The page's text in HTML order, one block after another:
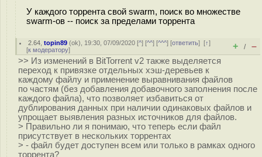
У каждого торрента свой swarm, поиск во множестве
swarm-ов -- поиск за пределами торрента
2.64 ,topin89 (ok), 19:30, 07/09/2020 [^] [^^] [^^^] [ответить][↑]
[к модератору] + / –
>> Из изменений в BitTorrent v2 также выделяется
переход к привязке отдельных хэш-деревьев к
каждому файлу и применение выравнивания файлов
по частям (без добавления добавочного заполнения после
каждого файла), что позволяет избавиться от
дублирования данных при наличии одинаковых файлов и
упрощает выявления разных источников для файлов.
> Правильно ли я понимаю, что теперь если файл
присутствует в нескольких торрентах
> - файл будет доступен всем или только в рамках одного
торрента?